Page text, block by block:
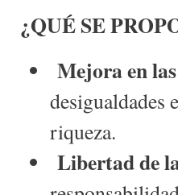
¿QUÉ SE
Mejora en
desigualdades
riqueza.
Libertad de